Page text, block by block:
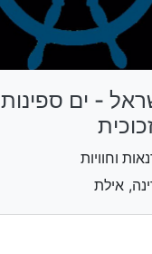
- ים ספינות
וחוויות
אילת